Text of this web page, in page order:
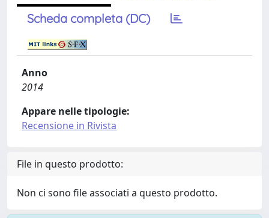
Scheda completa (DC)
Anno
2014
Appare nelle tipologie:
Recensione in Rivista
File in questo prodotto:
Non ci sono file associati a questo prodotto.